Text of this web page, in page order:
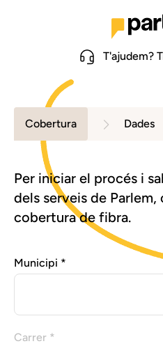
T'ajudem?
Cobertura Dades
Per iniciar el procés i
dels serveis de
cobertura de fibra.